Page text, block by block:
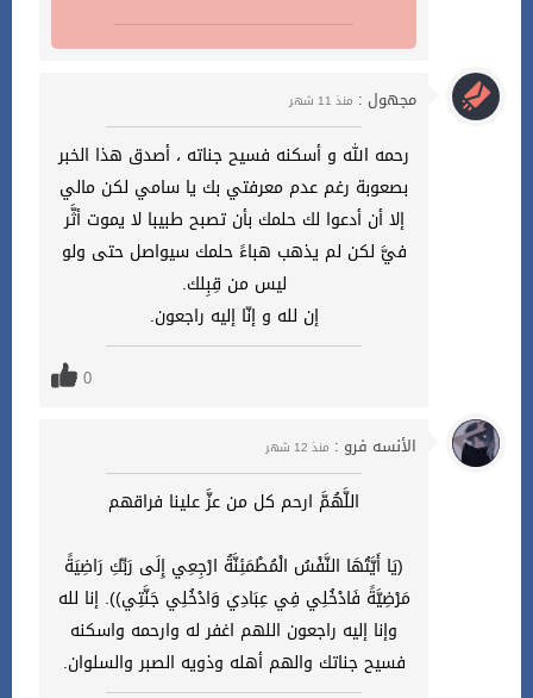
مجهول : منذ 11 شهر
رحمه الله و أسكنه فسيح جناته ، أصدق هذا الخبر
بصعوبة رغم عدم معرفتي بك يا سامي لكن مالي
إلا أن أدعوا لك حلمك بأن تصبح طبيبا لا يموت أثَّر
فيَّ لكن لم يذهب هباءً حلمك سيواصل حتى ولو
ليس من قِبِلك.
إن لله و إنّا إليه راجعون.
0
الأنسه فرو : منذ 12 شهر
اللَّهُمَّ ارحم كل من عزَّ علينا فراقهم
(يَا أَيَّتُهَا النَّفْسُ الْمُطْمَئِنَّةُ ارْجِعِي إِلَى رَبِّكِ رَاضِيَةً
مَرْضِيَّةً فَادْخُلِي فِي عِبَادِي وَادْخُلِي جَنَّتِي)). إنا لله
وإنا إليه راجعون اللهم اغفر له وارحمه واسكنه
فسيح جناتك والهم أهله وذويه الصبر والسلوان.